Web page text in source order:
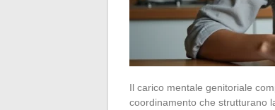
Il carico mentale genitoriale
coordinamento che strutturano